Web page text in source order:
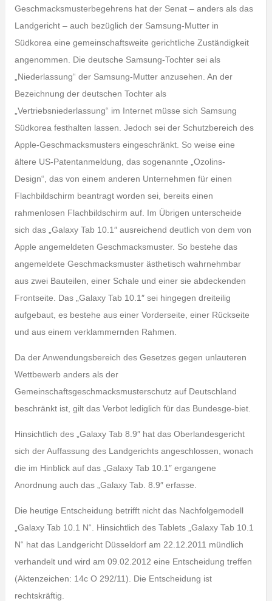
Geschmacksmusterbegehrens hat der Senat – anders als das
Landgericht – auch bezüglich der Samsung-Mutter in
Südkorea eine gemeinschaftsweite gerichtliche Zuständigkeit
angenommen. Die deutsche Samsung-Tochter sei als
„Niederlassung“ der Samsung-Mutter anzusehen. An der
Bezeichnung der deutschen Tochter als
„Vertriebsniederlassung“ im Internet müsse sich Samsung
Südkorea festhalten lassen. Jedoch sei der Schutzbereich des
Apple-Geschmacksmusters eingeschränkt. So weise eine
ältere US-Patentanmeldung, das sogenannte „Ozolins-
Design“, das von einem anderen Unternehmen für einen
Flachbildschirm beantragt worden sei, bereits einen
rahmenlosen Flachbildschirm auf. Im Übrigen unterscheide
sich das „Galaxy Tab 10.1″ ausreichend deutlich von dem von
Apple angemeldeten Geschmacksmuster. So bestehe das
angemeldete Geschmacksmuster ästhetisch wahrnehmbar
aus zwei Bauteilen, einer Schale und einer sie abdeckenden
Frontseite. Das „Galaxy Tab 10.1″ sei hingegen dreiteilig
aufgebaut, es bestehe aus einer Vorderseite, einer Rückseite
und aus einem verklammernden Rahmen.
Da der Anwendungsbereich des Gesetzes gegen unlauteren
Wettbewerb anders als der
Gemeinschaftsgeschmacksmusterschutz auf Deutschland
beschränkt ist, gilt das Verbot lediglich für das Bundesge-biet.
Hinsichtlich des „Galaxy Tab 8.9″ hat das Oberlandesgericht
sich der Auffassung des Landgerichts angeschlossen, wonach
die im Hinblick auf das „Galaxy Tab 10.1″ ergangene
Anordnung auch das „Galaxy Tab. 8.9″ erfasse.
Die heutige Entscheidung betrifft nicht das Nachfolgemodell
„Galaxy Tab 10.1 N“. Hinsichtlich des Tablets „Galaxy Tab 10.1
N“ hat das Landgericht Düsseldorf am 22.12.2011 mündlich
verhandelt und wird am 09.02.2012 eine Entscheidung treffen
(Aktenzeichen: 14c O 292/11). Die Entscheidung ist
rechtskräftig.